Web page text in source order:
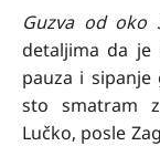
Guzva od oko
detaljima da
pauza i
sto smatram
Lučko, posle